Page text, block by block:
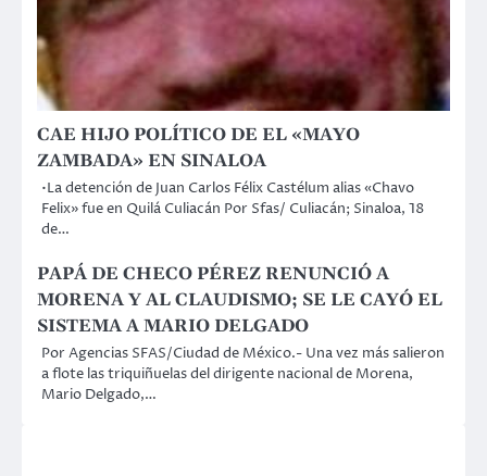
CAE HIJO POLÍTICO DE EL «MAYO
ZAMBADA» EN SINALOA
•La detención de Juan Carlos Félix Castélum alias «Chavo
Felix» fue en Quilá Culiacán Por Sfas/ Culiacán; Sinaloa, 18
de…
PAPÁ DE CHECO PÉREZ RENUNCIÓ A
MORENA Y AL CLAUDISMO; SE LE CAYÓ EL
SISTEMA A MARIO DELGADO
Por Agencias SFAS/Ciudad de México.- Una vez más salieron
a flote las triquiñuelas del dirigente nacional de Morena,
Mario Delgado,…